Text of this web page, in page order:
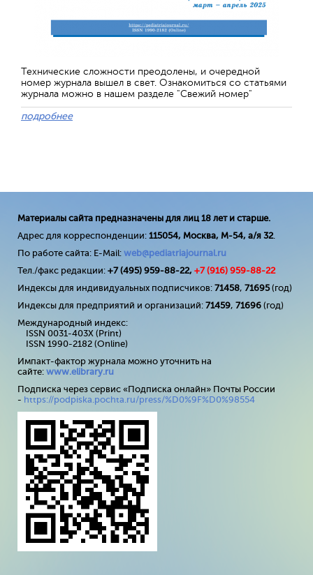
Технические сложности преодолены, и очередной
номер журнала вышел в свет. Ознакомиться со статьями
журнала можно в нашем разделе "Свежий номер"
подробнее
Материалы сайта предназначены для лиц 18 лет и старше.
Адрес для корреспонденции: 115054, Москва, М-54, а/я 32.
По работе сайта: E-Mail: web@pediatriajournal.ru
Тел./факс редакции: +7 (495) 959-88-22, +7 (916) 959-88-22
Индексы для индивидуальных подписчиков: 71458, 71695(год)
Индексы для предприятий и организаций: 71459, 71696 (год)
Международный индекс:
ISSN 0031-403X (Print)
ISSN 1990-2182 (Online)
Импакт-фактор журнала можно уточнить на
сайте: www.elibrary.ru
Подписка через сервис «Подписка онлайн» Почты России
- https://podpiska.pochta.ru/press/%D0%9F%D0%98554